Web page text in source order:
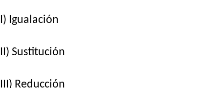
I) Igualación
II) Sustitución
III) Reducción